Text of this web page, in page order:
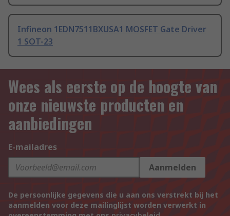
Infineon 1EDN7511BXUSA1 MOSFET Gate Driver
1 SOT-23
Wees als eerste op de hoogte van
onze nieuwste producten en
aanbiedingen
E-mailadres
Aanmelden
De persoonlijke gegevens die u aan ons verstrekt bij het
aanmelden voor deze mailinglijst worden verwerkt in